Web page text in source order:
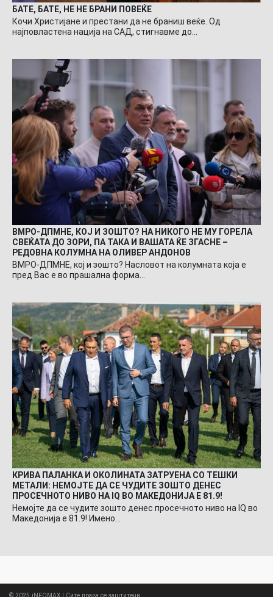
БАТЕ, БАТЕ, НЕ НЕ БРАНИ ПОВЕЌЕ
Кочи Христијане и престани да не браниш веќе. Од
најповластена нација на САД, стигнавме до…
ВМРО-ДПМНЕ, КОЈ И ЗОШТО? НА НИКОГО НЕ МУ ГОРЕЛА
СВЕЌАТА ДО ЗОРИ, ПА ТАКА И ВАШАТА ЌЕ ЗГАСНЕ –
РЕДОВНА КОЛУМНА НА ОЛИВЕР АНДОНОВ
ВМРО-ДПМНЕ, кој и зошто? Насловот на колумната која е
пред Вас е во прашална форма…
КРИВА ПАЛАНКА И ОКОЛИНАТА ЗАТРУЕНА СО ТЕШКИ
МЕТАЛИ: НЕМОЈТЕ ДА СЕ ЧУДИТЕ ЗОШТО ДЕНЕС
ПРОСЕЧНОТО НИВО НА IQ ВО МАКЕДОНИЈА Е 81.9!
Немојте да се чудите зошто денес просечното ниво на IQ во
Македонија е 81.9! Имено…
© 2025 iNFOMAX | Сите права се заштитени